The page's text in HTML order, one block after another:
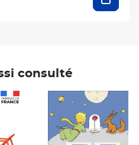
consulté
Prix 7,50€